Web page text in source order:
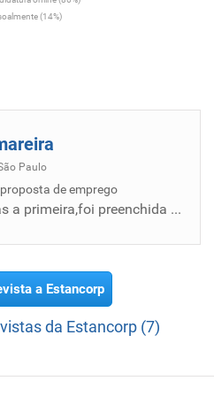
(14%)
Paulo
de emprego
Processo em duas etapas a primeira,foi preenchida a ficha e foi feita uma redação falando não meu respeito e minha tragetoria profissional o...
a Estancorp
da Estancorp (7)